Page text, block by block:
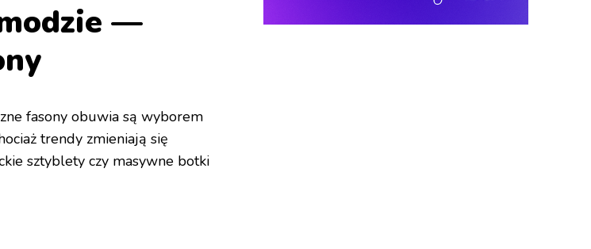
—
fasony obuwia są wyborem
trendy zmieniają się
sztyblety czy masywne botki